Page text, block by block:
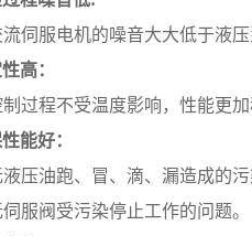
流伺服电机的噪音大大低于液
高：
过程不受温度影响，性能更加
能好：
压油跑、冒、滴、漏造成的污
服阀受污染停止工作的问题。